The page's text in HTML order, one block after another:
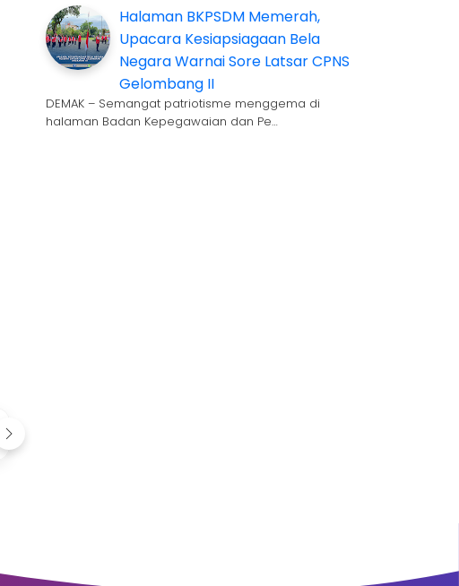
Halaman BKPSDM Memerah,
Upacara Kesiapsiagaan Bela
Negara Warnai Sore Latsar CPNS
Gelombang II
DEMAK – Semangat patriotisme menggema di
halaman Badan Kepegawaian dan Pe…